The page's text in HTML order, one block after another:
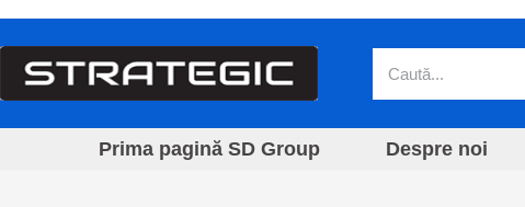
Prima pagină SD Group Despre noi